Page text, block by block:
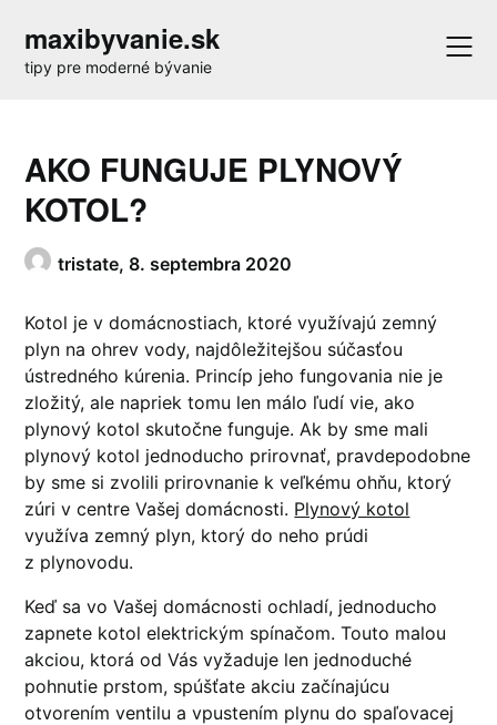
content
maxibyvanie.sk
tipy pre moderné bývanie
AKO FUNGUJE PLYNOVÝ
KOTOL?
tristate,8. septembra 2020
Kotol je v domácnostiach, ktoré využívajú zemný
plyn na ohrev vody, najdôležitejšou súčasťou
ústredného kúrenia. Princíp jeho fungovania nie je
zložitý, ale napriek tomu len málo ľudí vie, ako
plynový kotol skutočne funguje. Ak by sme mali
plynový kotol jednoducho prirovnať, pravdepodobne
by sme si zvolili prirovnanie k veľkému ohňu, ktorý
zúri v centre Vašej domácnosti. Plynový kotol
využíva zemný plyn, ktorý do neho prúdi
z plynovodu.
Keď sa vo Vašej domácnosti ochladí, jednoducho
zapnete kotol elektrickým spínačom. Touto malou
akciou, ktorá od Vás vyžaduje len jednoduché
pohnutie prstom, spúšťate akciu začínajúcu
otvorením ventilu a vpustením plynu do spaľovacej